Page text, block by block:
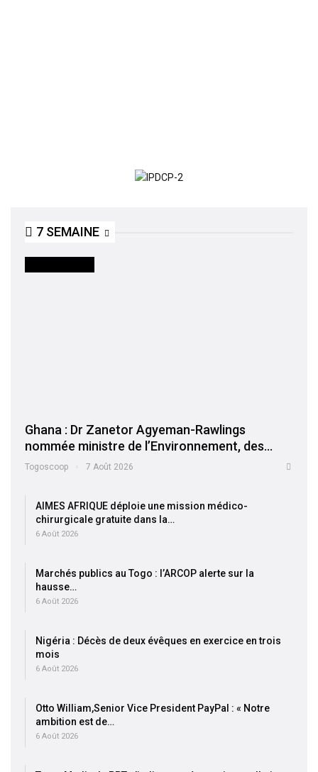
7 SEMAINE
Ghana : Dr Zanetor Agyeman-Rawlings
nommée ministre de l’Environnement, des…
Togoscoop 7 Août 2026
AIMES AFRIQUE déploie une mission médico-
chirurgicale gratuite dans la…
6 Août 2026
Marchés publics au Togo : l’ARCOP alerte sur la
hausse…
6 Août 2026
Nigéria : Décès de deux évêques en exercice en trois
mois
6 Août 2026
Otto William,Senior Vice President PayPal : « Notre
ambition est de…
6 Août 2026